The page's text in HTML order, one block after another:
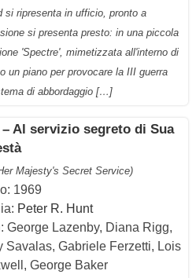
si ripresenta in ufficio, pronto a
si presenta presto: in una piccola
'Spectre', mimetizzata all'interno di
un piano per provocare la III guerra
di abbordaggio […]
– Al servizio segreto di Sua
Majesty's Secret Service)
1969
Peter R. Hunt
George Lazenby, Diana Rigg,
Savalas, Gabriele Ferzetti, Lois
George Baker